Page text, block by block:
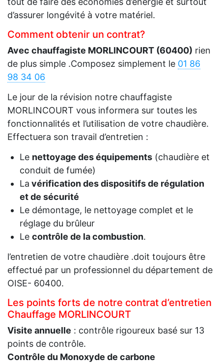
d’assurer longévité à votre matériel.
Comment obtenir un contrat?
Avec chauffagiste MORLINCOURT (60400) rien
de plus simple .Composez simplement le 01 86
98 34 06
Le jour de la révision notre chauffagiste
MORLINCOURT vous informera sur toutes les
fonctionnalités et l’utilisation de votre chaudière.
Effectuera son travail d’entretien :
Le nettoyage des équipements(chaudière et
conduit de fumée)
La vérification des dispositifs de régulation
et de sécurité
Le démontage, le nettoyage complet et le
réglage du brûleur
Le contrôle de la combustion.
l’entretien de votre chaudière .doit toujours être
effectué par un professionnel du département de
OISE- 60400.
Les points forts de notre contrat d’entretien
Chauffage MORLINCOURT
Visite annuelle : contrôle rigoureux basé sur 13
points de contrôle.
Contrôle du Monoxyde de carbone